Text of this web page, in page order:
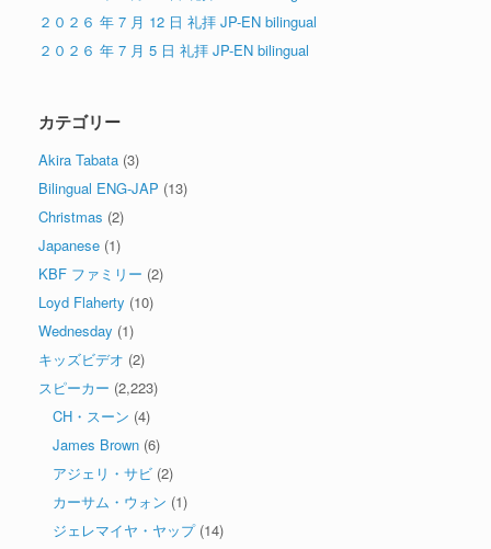
２０２６ 年 7 月 12 日 礼拝 JP-EN bilingual
２０２６ 年 7 月 5 日 礼拝 JP-EN bilingual
カテゴリー
Akira Tabata (3)
Bilingual ENG-JAP (13)
Christmas (2)
Japanese (1)
KBF ファミリー (2)
Loyd Flaherty (10)
Wednesday (1)
キッズビデオ (2)
スピーカー (2,223)
CH・スーン (4)
James Brown (6)
アジェリ・サビ (2)
カーサム・ウォン (1)
ジェレマイヤ・ヤップ(14)